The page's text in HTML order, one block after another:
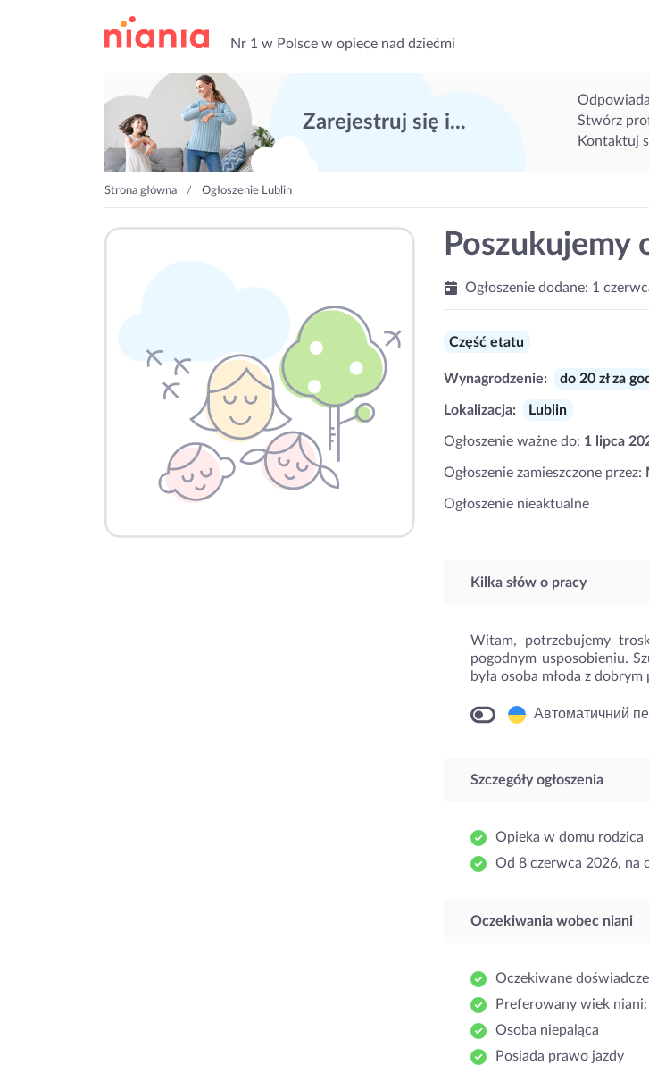
Nr 1 w Polsce w opiece nad dziećmi
Zarejestruj się i...
Stwórz
Kontaktuj
Strona główna Ogłoszenie Lublin
Poszukujemy
Ogłoszenie dodane: 1
Część etatu
Wynagrodzenie: do 20 zł za
Lokalizacja: Lublin
Ogłoszenie ważne do: 1 lipca
Ogłoszenie zamieszczone przez:
Ogłoszenie nieaktualne
Kilka słów o pracy
Witam, potrzebujemy
pogodnym usposobieniu.
była osoba młoda z
Автоматичний
Szczegóły ogłoszenia
Opieka w domu rodzica
Od 8 czerwca 2026, na
Oczekiwania wobec niani
Oczekiwane
Preferowany wiek niani:
Osoba niepaląca
Posiada prawo jazdy